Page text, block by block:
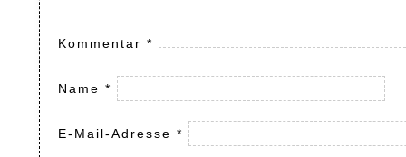
Kommentar *
Name *
E-Mail-Adresse *